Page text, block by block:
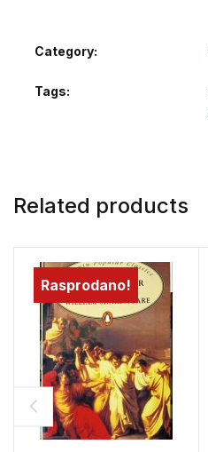
Category:
Tags:
Related products
Rasprodano!